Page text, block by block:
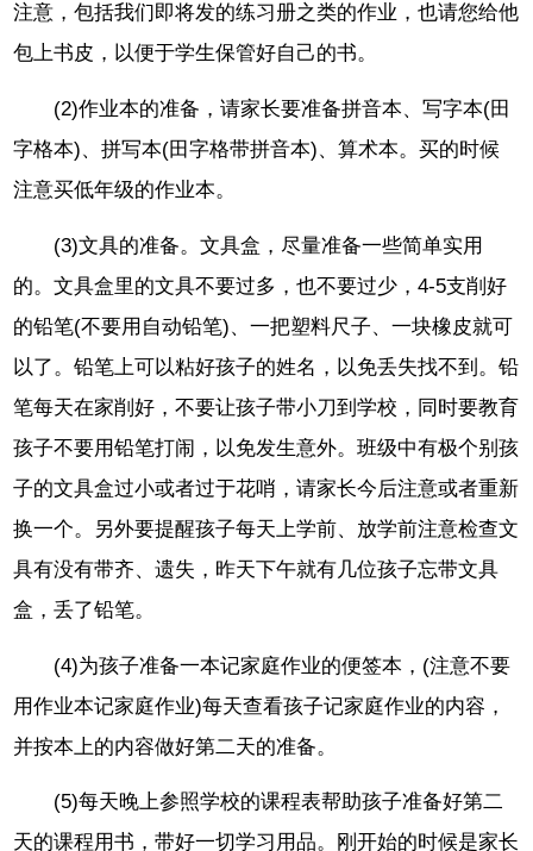
注意，包括我们即将发的练习册之类的作业，也请您给他
包上书皮，以便于学生保管好自己的书。
(2)作业本的准备，请家长要准备拼音本、写字本(田
字格本)、拼写本(田字格带拼音本)、算术本。买的时候
注意买低年级的作业本。
(3)文具的准备。文具盒，尽量准备一些简单实用
的。文具盒里的文具不要过多，也不要过少，4-5支削好
的铅笔(不要用自动铅笔)、一把塑料尺子、一块橡皮就可
以了。铅笔上可以粘好孩子的姓名，以免丢失找不到。铅
笔每天在家削好，不要让孩子带小刀到学校，同时要教育
孩子不要用铅笔打闹，以免发生意外。班级中有极个别孩
子的文具盒过小或者过于花哨，请家长今后注意或者重新
换一个。另外要提醒孩子每天上学前、放学前注意检查文
具有没有带齐、遗失，昨天下午就有几位孩子忘带文具
盒，丢了铅笔。
(4)为孩子准备一本记家庭作业的便签本，(注意不要
用作业本记家庭作业)每天查看孩子记家庭作业的内容，
并按本上的内容做好第二天的准备。
(5)每天晚上参照学校的课程表帮助孩子准备好第二
天的课程用书，带好一切学习用品。刚开始的时候是家长